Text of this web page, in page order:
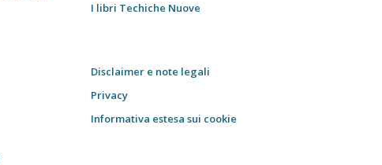
I libri Techiche Nuove
Disclaimer e note legali
Privacy
Informativa estesa sui cookie